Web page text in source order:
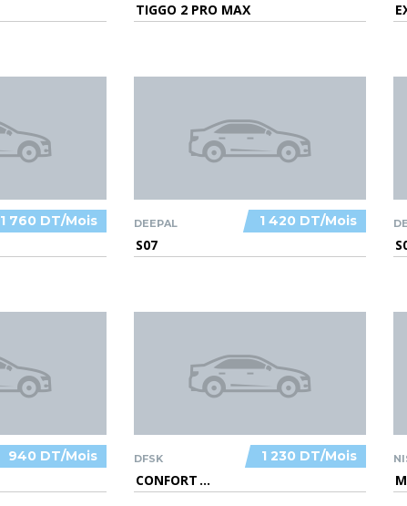
TIGGO 2 PRO MAX
1 760 DT/Mois 1 420 DT/Mois
DEEPAL
S07
940 DT/Mois 1 230 DT/Mois
DFSK
CONFORT ...